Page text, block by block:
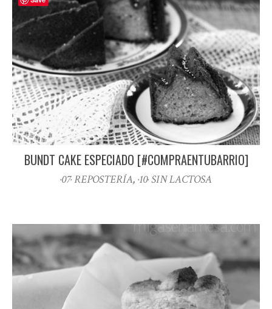
BUNDT CAKE ESPECIADO [#COMPRAENTUBARRIO]
·07· REPOSTERÍA, ·10· SIN LACTOSA